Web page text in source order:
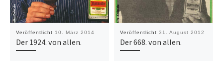
Veröffentlicht 10. März 2014
Der 1924. von allen.
Veröffentlicht 31. August 2012
Der 668. von allen.